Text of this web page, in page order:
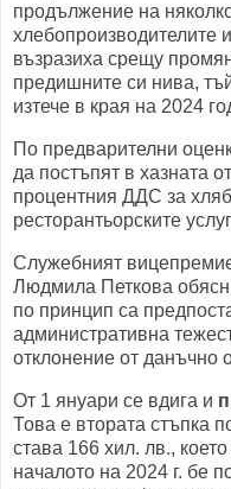
продължение на
хлебопроизводителите
възразиха срещу
предишните си нива,
изтече в края на 2024
По предварителни
да постъпят в хазната
процентния ДДС за
ресторантьорските
Служебният
Людмила Петкова
по принцип са
административна
отклонение от данъчно
От 1 януари се вдига и
Това е втората стъпка
става 166 хил. лв.,
началото на 2024 г. бе